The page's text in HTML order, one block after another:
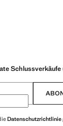
Schlussverkäufe
Datenschutzrichtlinie